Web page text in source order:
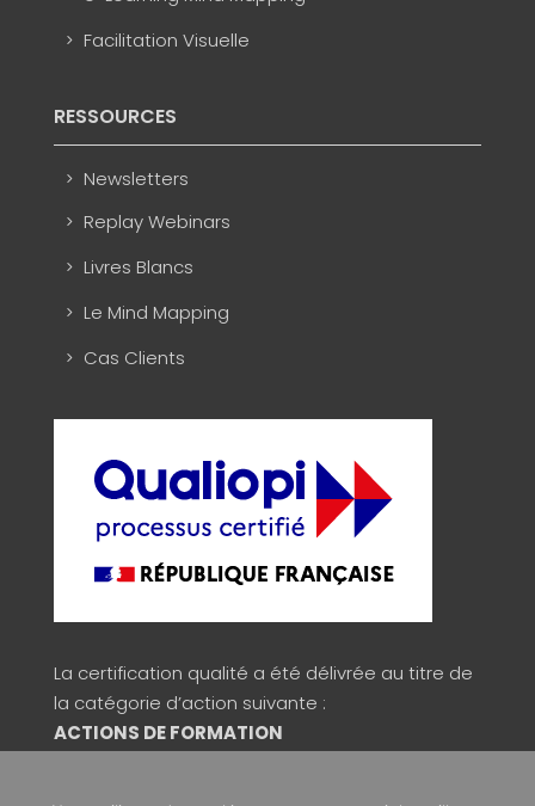
Facilitation Visuelle
RESSOURCES
Newsletters
Replay Webinars
Livres Blancs
Le Mind Mapping
Cas Clients
La certification qualité a été délivrée au titre de
la catégorie d’action suivante :
ACTIONS DE FORMATION